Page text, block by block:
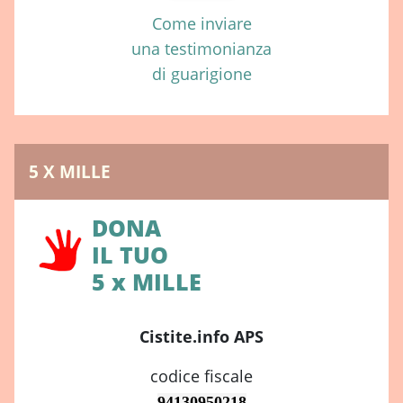
15. Società Italiana di Nutrizione Umana (SINU). (2019).
delle Acque Minerali Naturali Destinate al Consumo
Umano. Milano: SINU Edizioni.
Come inviare
una testimonianza
di guarigione
5 X MILLE
DONA
IL TUO
5 x MILLE
Cistite.info APS
codice fiscale